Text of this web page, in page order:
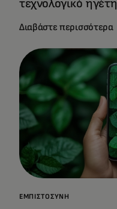
τεχνολογικό ηγέτη
Διαβάστε περισσότερα
ΕΜΠΙΣΤΟΣΎΝΗ